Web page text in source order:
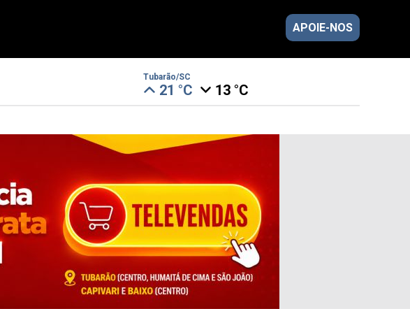
APOIE-NOS
Tubarão/SC
21 °C 13 °C